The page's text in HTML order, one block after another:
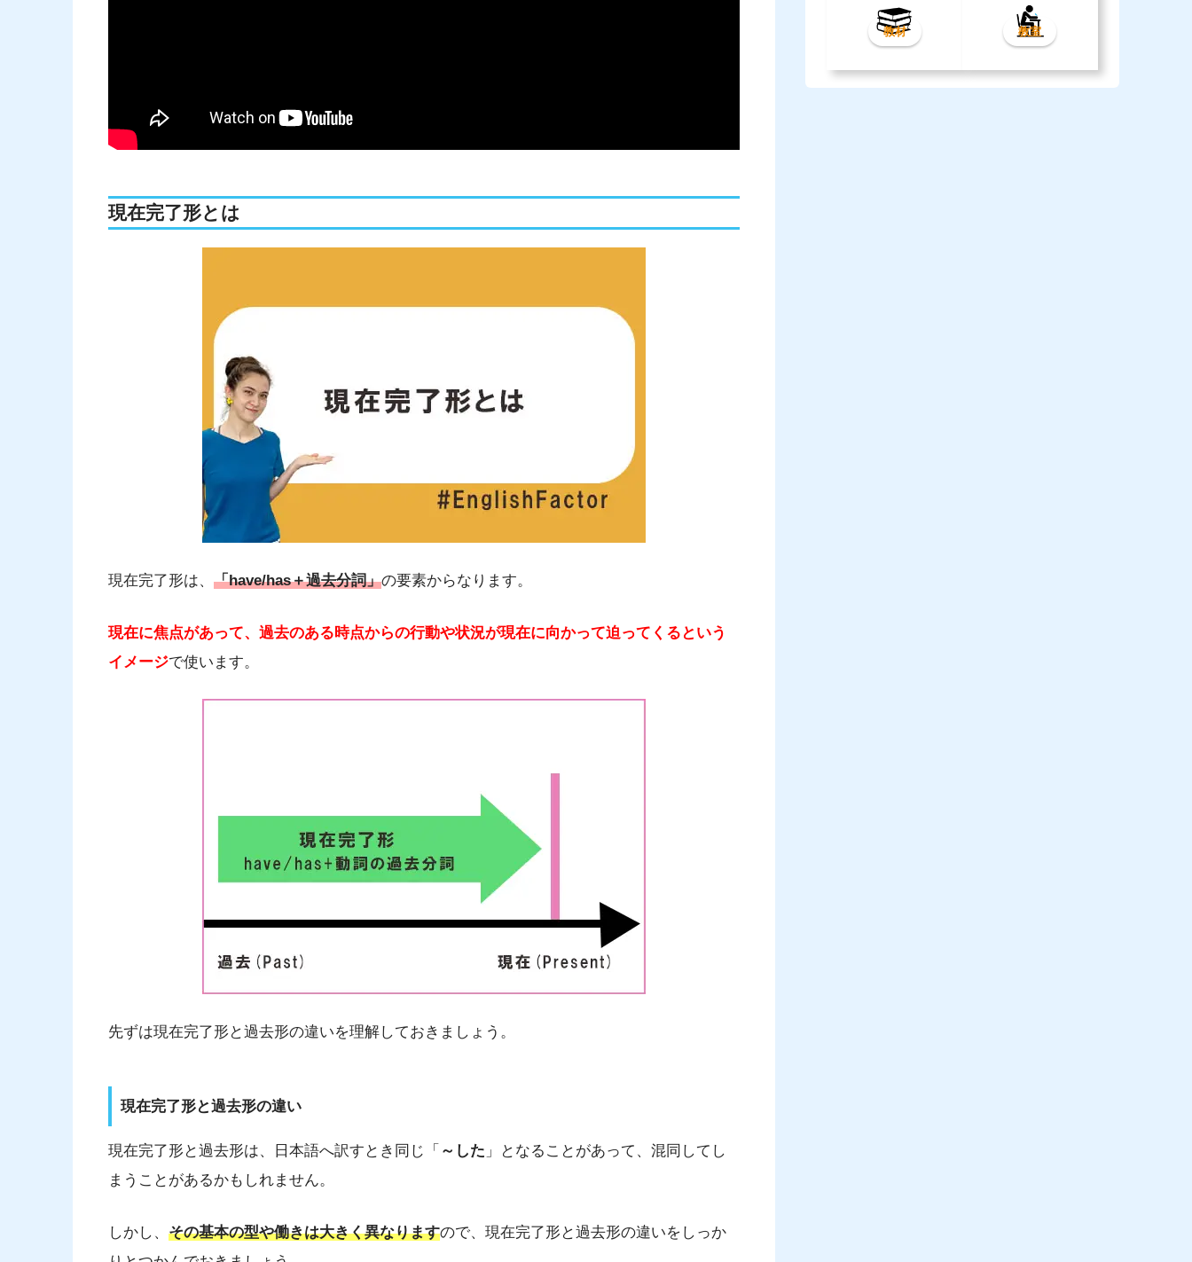
現在完了形とは
現在完了形は、 「have/has＋過去分詞」の要素からなります。
現在に焦点があって、過去のある時点からの行動や状況が現在に向かって迫ってくるという
イメージで使います。
先ずは現在完了形と過去形の違いを理解しておきましょう。
現在完了形と過去形の違い
現在完了形と過去形は、日本語へ訳すとき同じ「 ～した 」となることがあって、混同してし
まうことがあるかもしれません。
しかし、 その基本の型や働きは大きく異なりますので、現在完了形と過去形の違いをしっか
教材 教室